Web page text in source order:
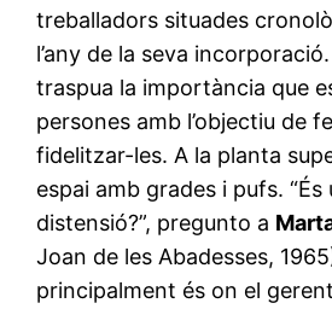
treballadors situades
l’any de la seva
traspua la importància que
persones amb l’objectiu de
fidelitzar-les. A la planta
espai amb grades i pufs. “És
distensió?”, pregunto a
Joan de les Abadesses,
principalment és on el